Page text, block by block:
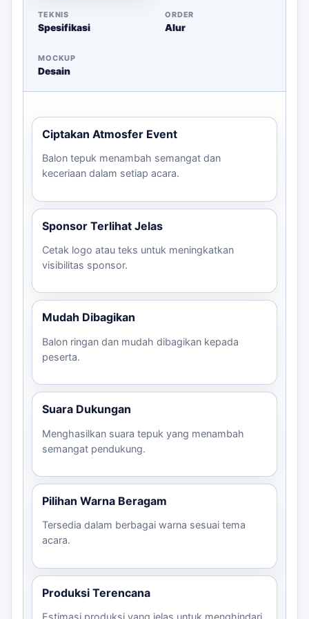
TEKNIS
Spesifikasi
ORDER
Alur
MOCKUP
Desain
Ciptakan Atmosfer Event
Balon tepuk menambah semangat dan
keceriaan dalam setiap acara.
Sponsor Terlihat Jelas
Cetak logo atau teks untuk meningkatkan
visibilitas sponsor.
Mudah Dibagikan
Balon ringan dan mudah dibagikan kepada
peserta.
Suara Dukungan
Menghasilkan suara tepuk yang menambah
semangat pendukung.
Pilihan Warna Beragam
Tersedia dalam berbagai warna sesuai tema
acara.
Produksi Terencana